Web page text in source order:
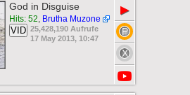
God in Disguise
Hits: 52, Brutha Muzone
VID 25,428,190 Aufrufe
17 May 2013, 10:47
▶